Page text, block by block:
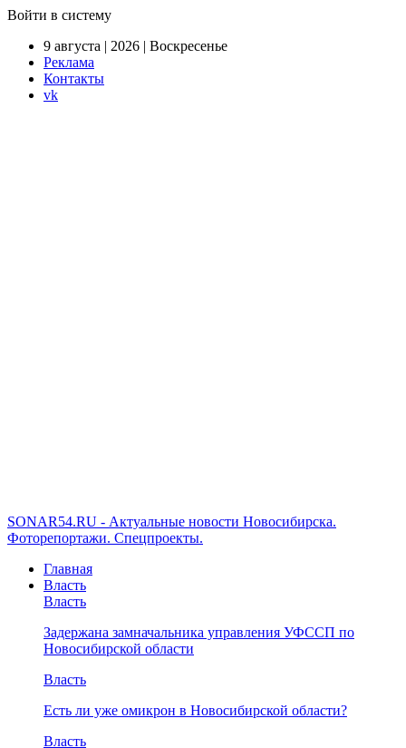
Войти в систему
9 августа | 2026 | Воскресенье
Реклама
Контакты
vk
SONAR54.RU - Актуальные новости Новосибирска.
Фоторепортажи. Спецпроекты.
Главная
Власть
Власть
Задержана замначальника управления УФССП по
Новосибирской области
Власть
Есть ли уже омикрон в Новосибирской области?
Власть